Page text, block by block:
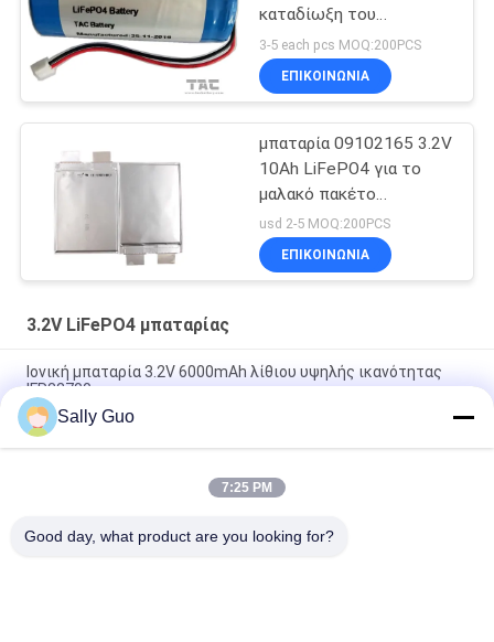
καταδίωξη του
εξοπλισμού και του
ηλιακού ηλεκτρικού
φράκτη
3-5 each pcs MOQ:200PCS
ΕΠΙΚΟΙΝΩΝΊΑ
μπαταρία 09102165 3.2V
10Ah LiFePO4 για το
μαλακό πακέτο
σακουλών μπαταριών
σταθμών δαπανών
usd 2-5 MOQ:200PCS
ΕΠΙΚΟΙΝΩΝΊΑ
3.2V LiFePO4 μπαταρίας
Ιονική μπαταρία 3.2V 6000mAh λίθιου υψηλής ικανότητας
IFR32700
Πακέτο μπαταριών IFR32140 2S1P 6.4V 15AH 3.2V LiFePO4 για
ηλεκτρικό ηλιακό περίφραξης που τροφοδοτείται
μπαταρία LPF42173205 113AH 3.2V LiFePO4 για τη EV και το
Sally Guo
7:25 PM
Good day, what product are you looking for?